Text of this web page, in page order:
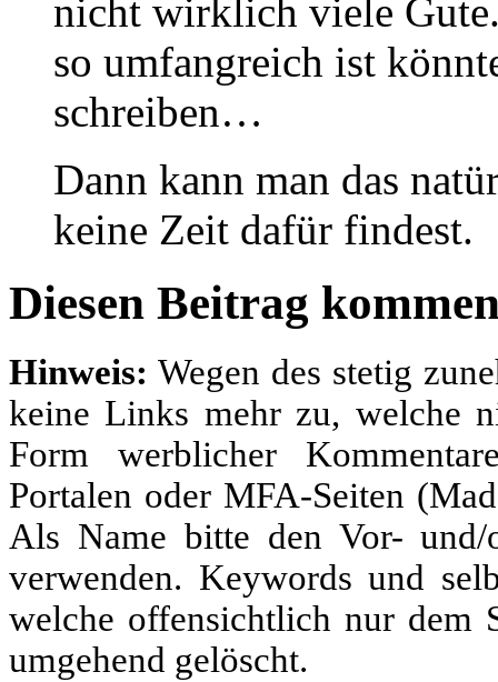
nicht wirklich viele
so umfangreich ist
schreiben…
Dann kann man das
keine Zeit dafür findest.
Diesen Beitrag
Hinweis: Wegen des stetig
keine Links mehr zu, welche
Form werblicher
Portalen oder MFA-Seiten
Als Name bitte den Vor- und/
verwenden. Keywords und
welche offensichtlich nur dem
umgehend gelöscht.